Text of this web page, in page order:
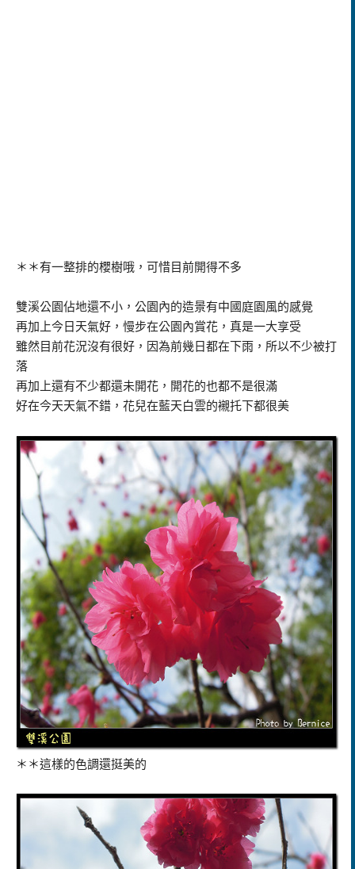
＊＊有一整排的櫻樹哦，可惜目前開得不多
雙溪公園佔地還不小，公園內的造景有中國庭園風的感覺
再加上今日天氣好，慢步在公園內賞花，真是一大享受
雖然目前花況沒有很好，因為前幾日都在下雨，所以不少被打
落
再加上還有不少都還未開花，開花的也都不是很滿
好在今天天氣不錯，花兒在藍天白雲的襯托下都很美
＊＊這樣的色調還挺美的